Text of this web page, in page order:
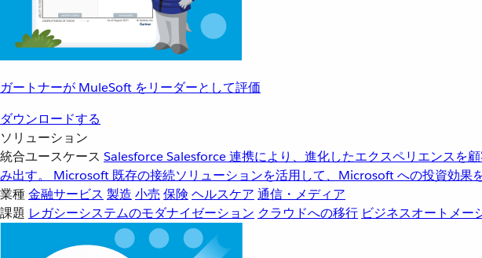
ガートナーが MuleSoft をリーダーとして評価
ダウンロードする
ソリューション
統合ユースケース SalesforceSalesforce 連携により、進化したエクスペリエンスを
み出す。
Microsoft 既存の接続ソリューションを活用して、Microsoft への投資効果
業種金融サービス 製造 小売 保険 ヘルスケア 通信・メディア
課題 レガシーシステムのモダナイゼーション クラウドへの移行 ビジネスオートメー